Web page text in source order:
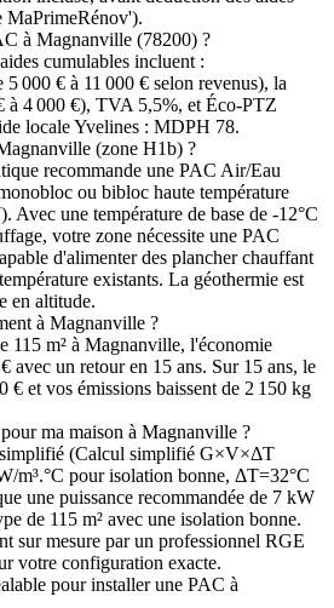
MaPrimeRénov').
à Magnanville (78200) ?
cumulables incluent :
000 € à 11 000 € selon revenus), la
à 4 000 €), TVA 5,5%, et Éco-PTZ
locale Yvelines : MDPH 78.
(zone H1b) ?
recommande une PAC Air/Eau
ou bibloc haute température
Avec une température de base de -12°C
votre zone nécessite une PAC
d'alimenter des plancher chauffant
existants. La géothermie est
en altitude.
à Magnanville ?
115 m² à Magnanville, l'économie
avec un retour en 15 ans. Sur 15 ans, le
€ et vos émissions baissent de 2 150 kg
ma maison à Magnanville ?
(Calcul simplifié G×V×ΔT
m³.°C pour isolation bonne, ΔT=32°C
une puissance recommandée de 7 kW
de 115 m² avec une isolation bonne.
sur mesure par un professionnel RGE
votre configuration exacte.
pour installer une PAC à